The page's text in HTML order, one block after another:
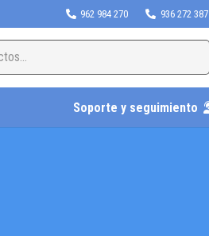
962 984 270 936 272 387
Soporte y seguimiento